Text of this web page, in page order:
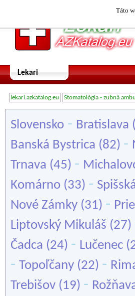
Táto
Lekari
lekari.azkatalog.eu Stomatológia - zubná
Slovensko - Bratislava
Banská Bystrica (82) -
Trnava (45) -
Komárno (33) -
Nové Zámky (31) -
Liptovský Mikuláš (27)
Čadca (24) - Lučenec
- Topoľčany (22) -
Trebišov (19) -